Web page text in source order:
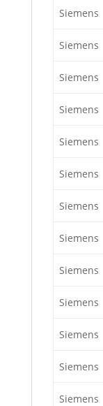
Siemens
Siemens
Siemens
Siemens
Siemens
Siemens
Siemens
Siemens
Siemens
Siemens
Siemens
Siemens
Siemens